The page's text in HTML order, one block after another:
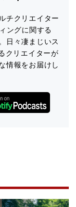
チクリエイター
ングに関する
日々凄まじいス
クリエイターが
情報をお届けし